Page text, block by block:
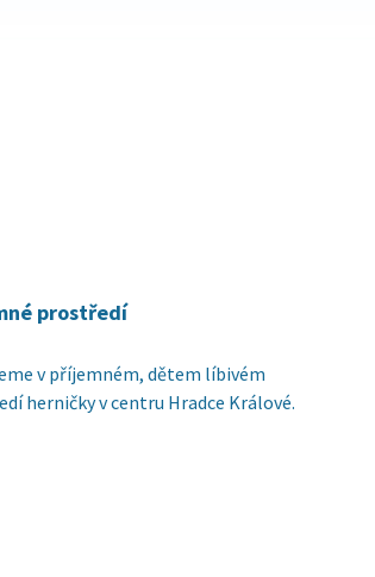
prostředí
v příjemném, dětem líbivém
herničky v centru Hradce Králové.